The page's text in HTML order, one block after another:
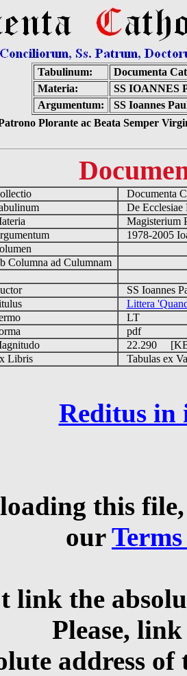
Tabulinum:
Documenta
Materia:
SS IOANNES
Argumentum:
SS Ioannes
Plorante ac Beata Semper
Documenta
De
Magisterium
1978-2005
Columna ad Culumnam
SS Ioannes
Littera
LT
pdf
22.290
Libris
Tabulas ex
Reditus in
this
our
link the
Please,
address